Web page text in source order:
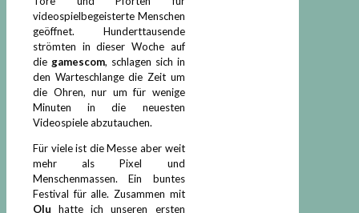
videospielbegeisterte Menschen
geöffnet. Hunderttausende
strömten in dieser Woche auf
die gamescom, schlagen sich in
den Warteschlange die Zeit um
die Ohren, nur um für wenige
Minuten in die neuesten
Videospiele abzutauchen.
Für viele ist die Messe aber weit
mehr als Pixel und
Menschenmassen. Ein buntes
Festival für alle. Zusammen mit
Oluhatte ich unseren ersten